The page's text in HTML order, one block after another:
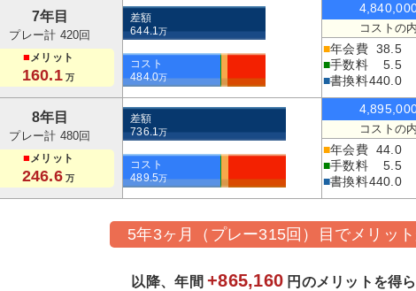
7年目
プレー計 420回
■メリット
160.1万
差額
644.1万
コスト
484.0万
コストの
■年会費 38.5
■手数料
5.5
■書換料440.0
8年目
プレー計 480回
■メリット
246.6万
差額
736.1万
コスト
489.5万
コストの
■年会費 44.0
■手数料
5.5
■書換料440.0
5年3ヶ月（プレー315回）目でメリッ
以降、年間+865,160 円のメリットを得